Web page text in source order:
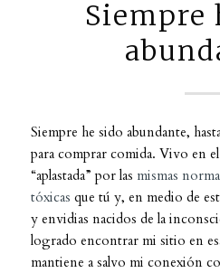
Siempre
Siempre he sido abundante,
para comprar comida. Vivo en
“aplastada” por las mismas
tóxicas que tú y, en medio de
y envidias nacidos de la
logrado encontrar mi sitio en
mantiene a salvo mi conexión